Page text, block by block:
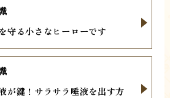
守る小さなヒーローです
が鍵！サラサラ唾液を出す方